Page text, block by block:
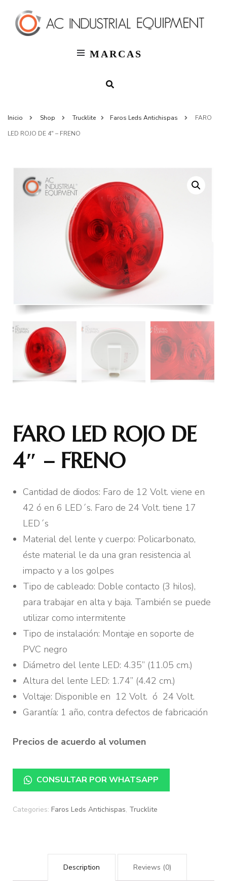
MARCAS
Inicio Shop Trucklite Faros Leds Antichispas
FARO
LED ROJO DE 4″ – FRENO
FARO LED ROJO DE
4″ – FRENO
Cantidad de diodos: Faro de 12 Volt. viene en
42 ó en 6 LED´s. Faro de 24 Volt. tiene 17
LED´s
Material del lente y cuerpo: Policarbonato,
éste material le da una gran resistencia al
impacto y a los golpes
Tipo de cableado: Doble contacto (3 hilos),
para trabajar en alta y baja. También se puede
utilizar como intermitente
Tipo de instalación: Montaje en soporte de
PVC negro
Diámetro del lente LED: 4.35” (11.05 cm.)
Altura del lente LED: 1.74” (4.42 cm.)
Voltaje: Disponible en 12 Volt. ó 24 Volt.
Garantía: 1 año, contra defectos de fabricación
Precios de acuerdo al volumen
CONSULTAR POR WHATSAPP
Categories: Faros Leds Antichispas, Trucklite
Description Reviews (0)